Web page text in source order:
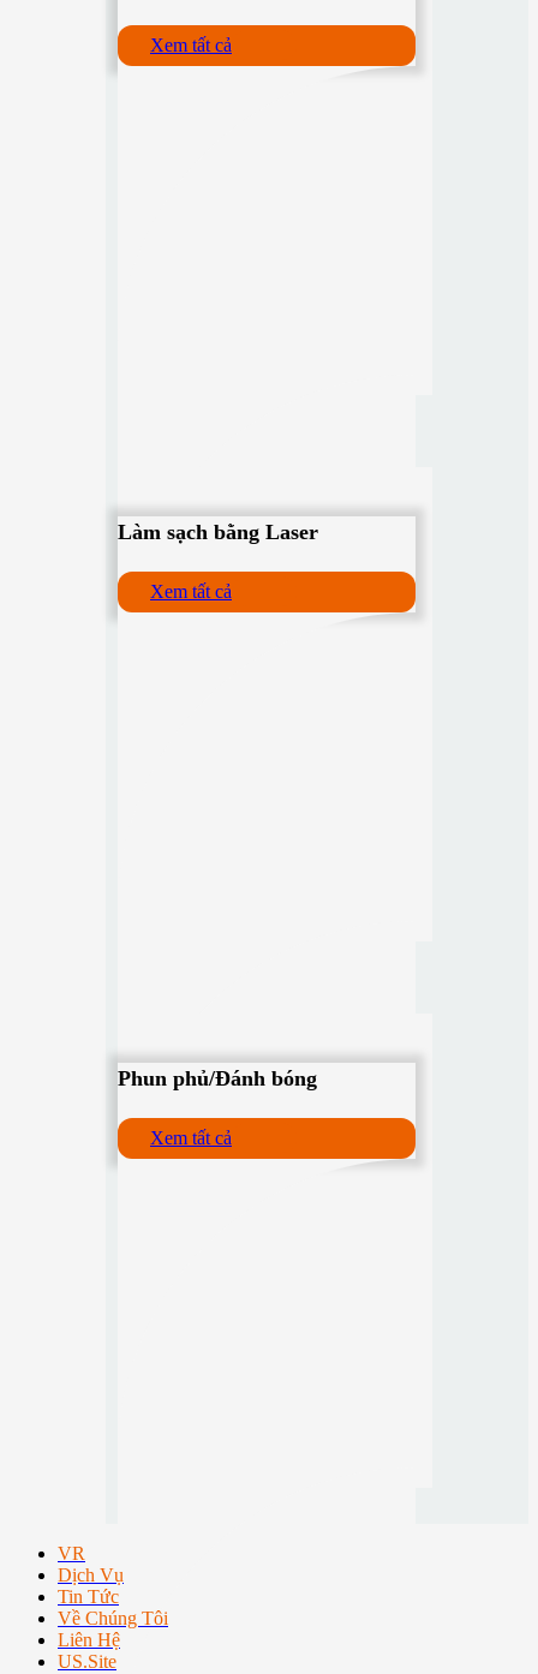
Xem tất cả
Làm sạch bằng Laser
Xem tất cả
Phun phủ/Đánh bóng
Xem tất cả
VR
Dịch Vụ
Tin Tức
Về Chúng Tôi
Liên Hệ
US.Site